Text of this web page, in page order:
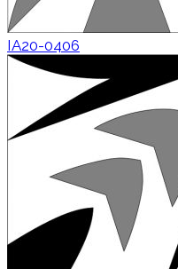
IA20-0406